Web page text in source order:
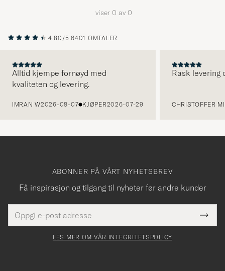
og
opplev
til
viser 0 av 0
4.80/5 6401 OMTALER
Alltid kjempe fornøyd med
kvaliteten og levering.
IMRAN W2026-08-07 KJØPER2026-07-29
Rask levering
CHRISTOFFER
ABONNER PÅ VÅRT NYHETSBREV
Få inspirasjon og tilgang til nyheter før andre kunder
postadresse
felt
Tack
för
LES MER OM VÅR INTEGRITETSPOLICY